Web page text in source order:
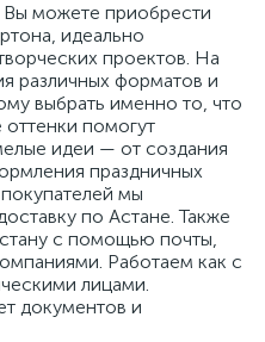
Вы можете приобрести
идеально
проектов. На
различных форматов и
выбрать именно то, что
помогут
идеи — от создания
праздничных
мы
по Астане. Также
с помощью почты,
Работаем как с
лицами.
документов и